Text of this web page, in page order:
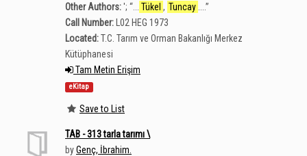
Other Authors:'; “ Tükel , Tuncay ....”
Call Number: L02 HEG 1973
Located:T.C. Tarım ve Orman Bakanlığı Merkez
Kütüphanesi
Tam Metin Erişim
eKitap
Save to List
TAB - 313 tarla tarımı \
byGenç, İbrahim.